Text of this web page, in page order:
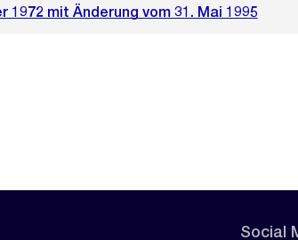
1972 mit Änderung vom 31. Mai 1995
Social